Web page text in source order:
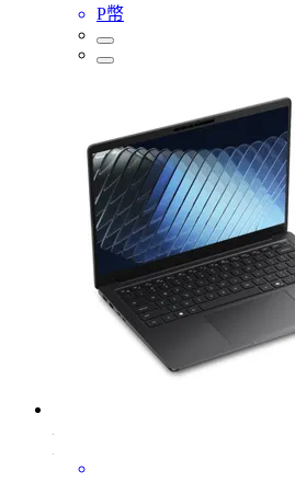
P幣